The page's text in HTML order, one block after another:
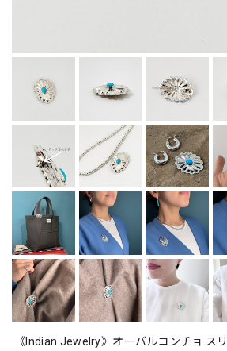
《Indian Jewelry》オーバルコンチョ ス